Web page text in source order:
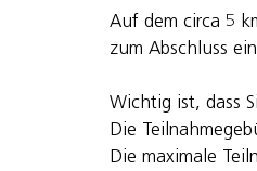
Auf dem circa 5
zum Abschluss
Wichtig ist, dass
Die
Die maximale